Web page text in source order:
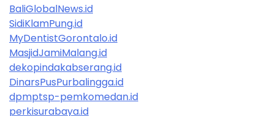
BaliGlobalNews.id
SidiKlamPung.id
MyDentistGorontalo.id
MasjidJamiMalang.id
dekopindakabserang.id
DinarsPusPurbalingga.id
dpmptsp-pemkomedan.id
perkisurabaya.id